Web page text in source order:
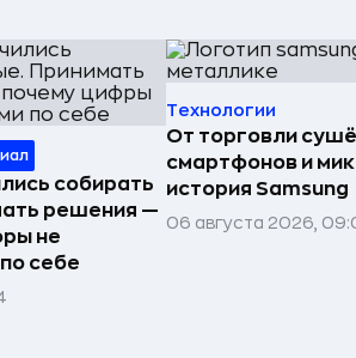
собирать
решения —
не
себе
Технологии
От торговли
смартфонов и
история Samsung
06 августа 2026,